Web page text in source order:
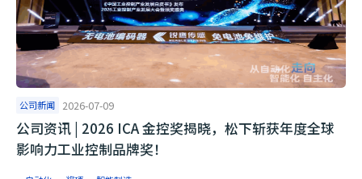
公司新闻 2026-07-09
公司资讯 | 2026 ICA 金控奖揭晓，松下斩获年度全球
影响力工业控制品牌奖！